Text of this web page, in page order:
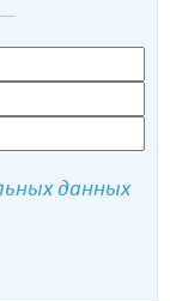
данных